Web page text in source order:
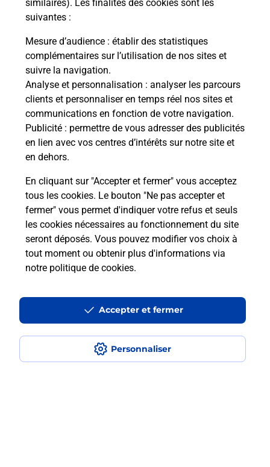
similaires). Les finalités des cookies sont les
suivantes :
Mesure d’audience : établir des statistiques
complémentaires sur l’utilisation de nos sites et
suivre la navigation.
Analyse et personnalisation : analyser les parcours
clients et personnaliser en temps réel nos sites et
communications en fonction de votre navigation.
Publicité : permettre de vous adresser des publicités
en lien avec vos centres d’intérêts sur notre site et
en dehors.
En cliquant sur "Accepter et fermer" vous acceptez
tous les cookies. Le bouton "Ne pas accepter et
fermer" vous permet d'indiquer votre refus et seuls
les cookies nécessaires au fonctionnement du site
seront déposés. Vous pouvez modifier vos choix à
tout moment ou obtenir plus d'informations via
notre politique de cookies.
Personnaliser
Accepter et fermer
Envoyer un colis
HAVRE ROND POINT (76600) ? Découvrez toutes
les solutions proposées par La Poste.
En savoir plus
Quel est le prix d’une numérisation ?